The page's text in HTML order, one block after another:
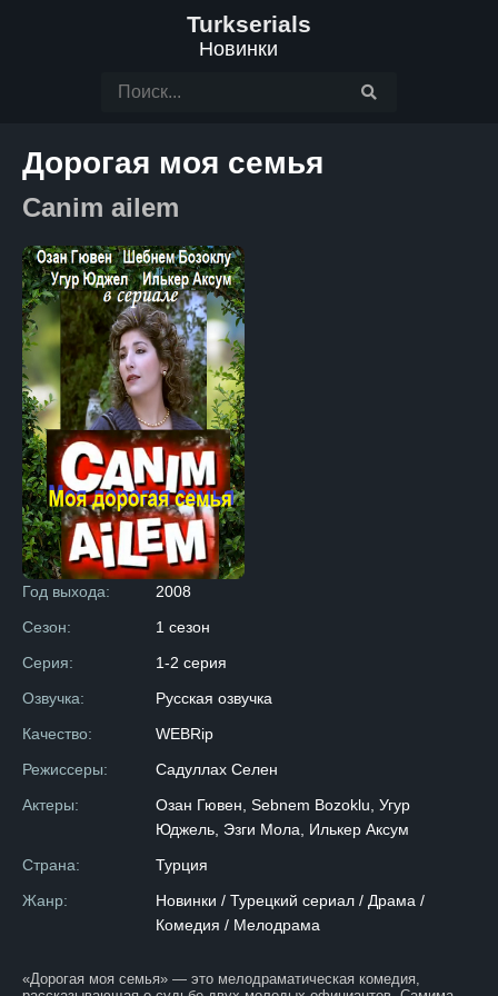
Turkserials
Новинки
Дорогая моя семья
Canim ailem
Год выхода:
2008
Сезон:
1 сезон
Серия:
1-2 серия
Озвучка:
Русская озвучка
Качество:
WEBRip
Режиссеры:
Садуллах Селен
Актеры:
Озан Гювен, Sebnem Bozoklu, Угур
Юджель, Эзги Мола, Илькер Аксум
Страна:
Турция
Жанр:
Новинки / Турецкий сериал / Драма /
Комедия / Мелодрама
«Дорогая моя семья» — это мелодраматическая комедия,